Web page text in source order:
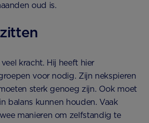
oud is.
kracht. Hij heeft hier
voor nodig. Zijn nekspieren
sterk genoeg zijn. Ook moet
balans kunnen houden. Vaak
manieren om zelfstandig te